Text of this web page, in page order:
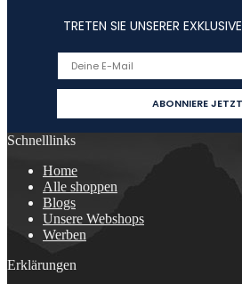
TRETEN SIE UNSERER
Schnelllinks
Home
Alle shoppen
Blogs
Unsere Webshops
Werben
Erklärungen